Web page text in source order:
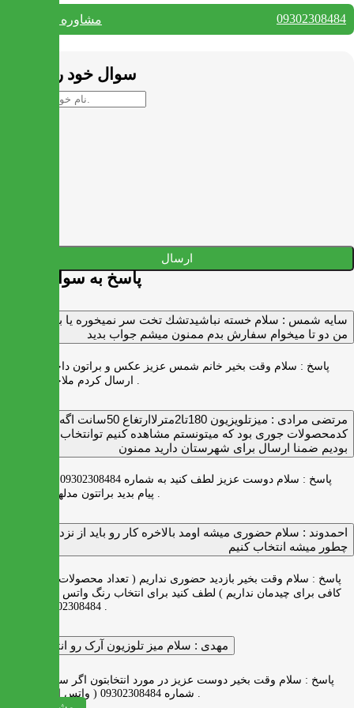
مشاوره واتس آپ 09302308484
سوال خود را بپرسید
ارسال
پاسخ به سوالات شما
سايه شمس : سلام خسته نباشيدتشك تخت سر نميخوره يا برنميگرده
من دو تا ميخوام سفارش بدم ممنون ميشم جواب بديد
پاسخ : سلام وقت بخیر خانم شمس عزیز عکس و براتون داخل واتس اپ
مرتضی مرادی :
میزتلویزیون 180تا2مترلاارتغاع 50سانت اگه
کدمحصولات جوری بود که میتونستم مشاهده کنیم توانتخاب راحت‌تر
بودیم ضمنا ارسال برای شهرستان دارید ممنون
پاسخ :
پیام بدید براتتون مدلها رو بفرستیم .
احمدوند : سلام حضوری میشه اومد بالاخره کار رو باید از نزدیک دید
چطور میشه انتخاب کنیم
پاسخ : سلام وقت بخیر بازدید حضوری نداریم ( تعداد محصولات زیاد و فضای
کافی برای چیدمان نداریم ) لطف کنید برای انتخاب رنگ واتس اپ به شماره
مهدی : سلام میز تلوزیون آرک رو انتخاب کردم
پاسخ : سلام وقت بخیر دوست عزیز در مورد انتخابتون اگر سوالی دارید به
شماره 09302308484 ( واتس اپ ) پیام بدید .